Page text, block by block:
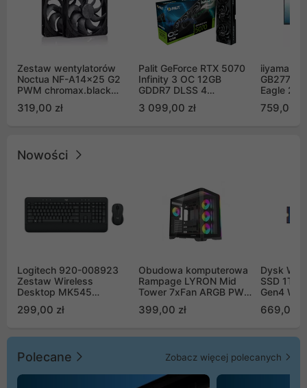
Zestaw wentylatorów
Noctua NF-A14x25 G2
PWM chromax.black
Push Pull (2szt)
319,00 zł
Palit GeForce RTX 5070
Infinity 3 OC 12GB
GDDR7 DLSS 4
GB2050S)
3 099,00 zł
iiyama G-
Eagle 27"
759,00 zł
Nowości
Logitech 920-008923
Zestaw Wireless
Desktop MK545
299,00 zł
Obudowa komputerowa
Rampage LYRON Mid
Tower 7xFan ARGB PWM
399,00 zł
Dysk WD
SSD 1TB
Gen4
669,00
Polecane Zobacz więcej polecanych